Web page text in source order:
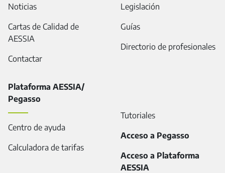
Noticias
Cartas de Calidad de
AESSIA
Contactar
Legislación
Guías
Directorio de profesionales
Plataforma AESSIA/
Pegasso
Centro de ayuda
Calculadora de tarifas
Tutoriales
Acceso a Pegasso
Acceso a Plataforma
AESSIA